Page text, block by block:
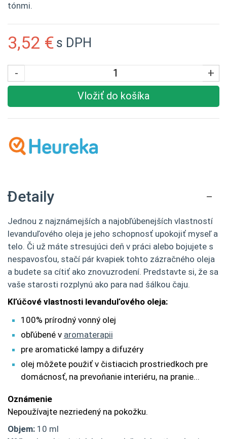
tónmi.
3,52 € s DPH
- +
Vložiť do košíka
Detaily
Jednou z najznámejších a najobľúbenejších vlastností
levanduľového oleja je jeho schopnosť upokojiť myseľ a
telo. Či už máte stresujúci deň v práci alebo bojujete s
nespavosťou, stačí pár kvapiek tohto zázračného oleja
a budete sa cítiť ako znovuzrodení. Predstavte si, že sa
vaše starosti rozplynú ako para nad šálkou čaju.
Kľúčové vlastnosti levanduľového oleja:
100% prírodný vonný olej
obľúbené v aromaterapii
pre aromatické lampy a difuzéry
olej môžete použiť v čistiacich prostriedkoch pre
domácnosť, na prevoňanie interiéru, na pranie...
Oznámenie
Nepoužívajte nezriedený na pokožku.
Objem: 10 ml